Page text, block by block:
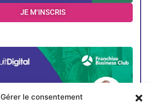
Gérer le consentement
JE M'INSCRIS